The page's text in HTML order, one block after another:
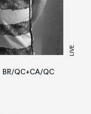
LIVE
BR/QC+CA/QC